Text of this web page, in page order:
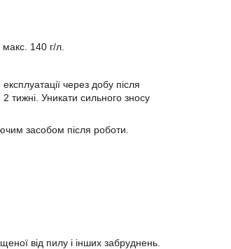
140 г/л.
через добу після
тижні. Уникати сильного зносу
засобом після роботи.
від пилу і інших забруднень.